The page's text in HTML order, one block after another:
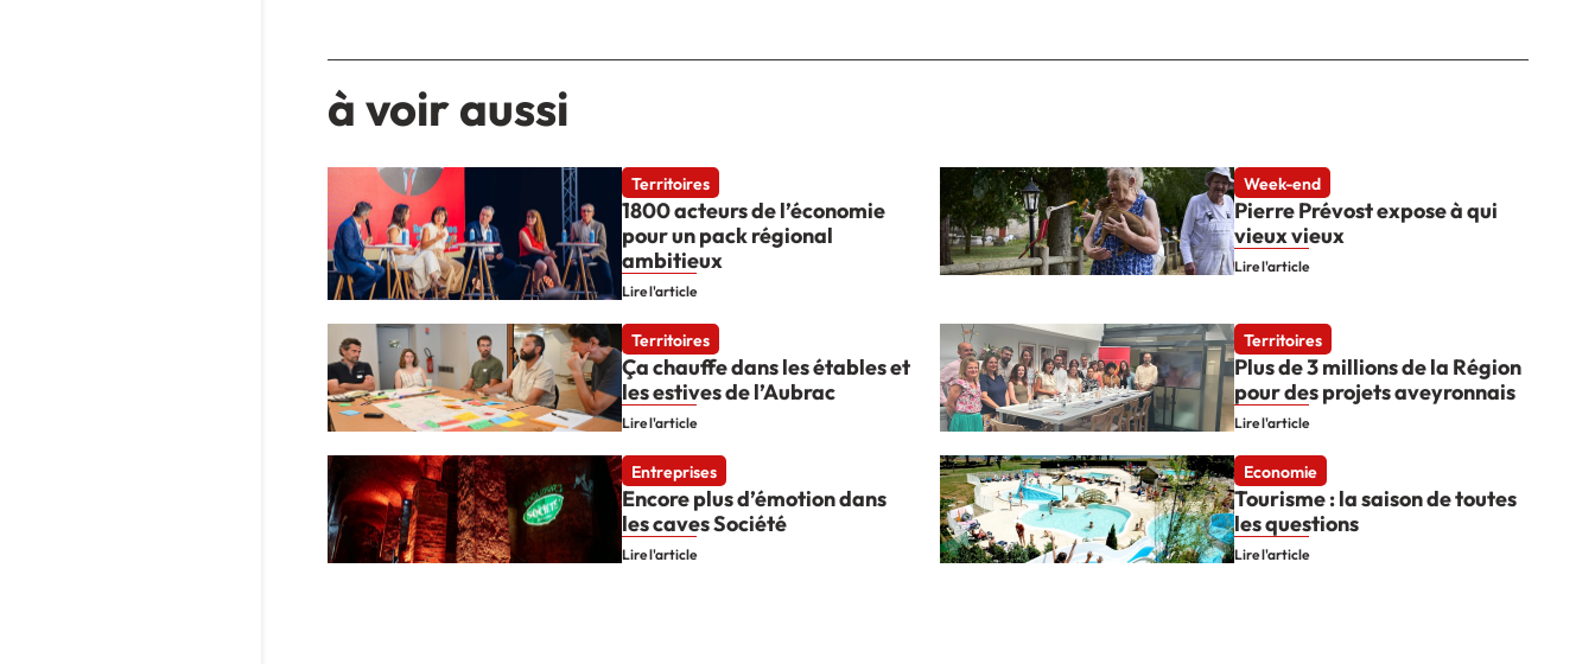
à voir aussi
Territoires
1800 acteurs de l’économie
pour un pack régional
ambitieux
Lire l'article
Week-end
Pierre Prévost expose à qui
vieux vieux
Lire l'article
Territoires
Ça chauffe dans les étables et
les estives de l’Aubrac
Lire l'article
Territoires
Plus de 3 millions de la Région
pour des projets aveyronnais
Lire l'article
Entreprises
Encore plus d’émotion dans
les caves Société
Lire l'article
Economie
Tourisme : la saison de toutes
les questions
Lire l'article